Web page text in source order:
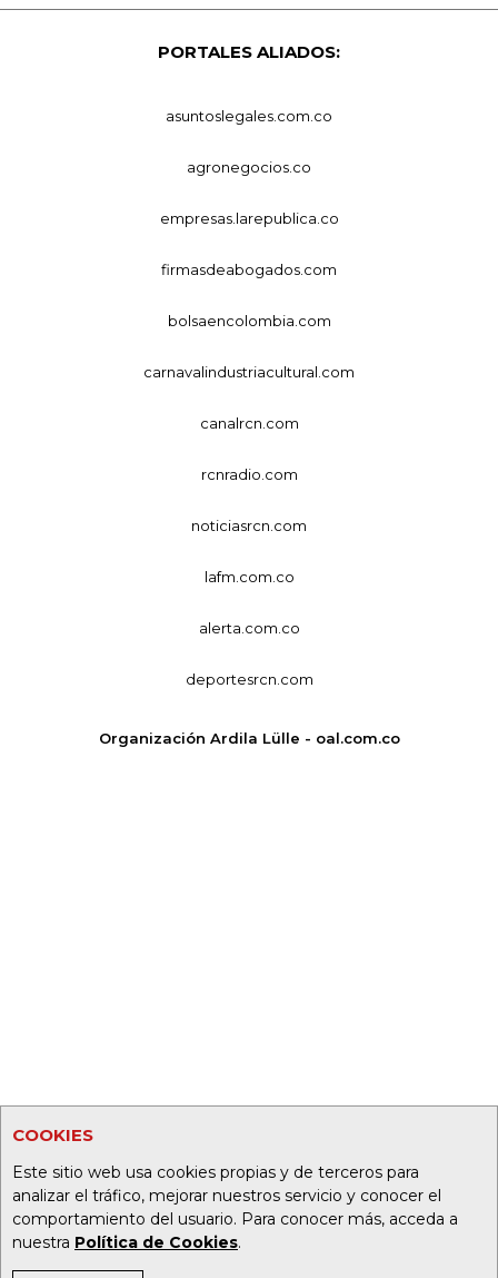
COOKIES
Este sitio web usa cookies propias y de terceros para
analizar el tráfico, mejorar nuestros servicio y conocer el
comportamiento del usuario. Para conocer más, acceda a
nuestra Política de Cookies.
PORTALES ALIADOS:
asuntoslegales.com.co
agronegocios.co
empresas.larepublica.co
firmasdeabogados.com
bolsaencolombia.com
carnavalindustriacultural.com
canalrcn.com
rcnradio.com
noticiasrcn.com
lafm.com.co
alerta.com.co
deportesrcn.com
Organización Ardila Lülle - oal.com.co